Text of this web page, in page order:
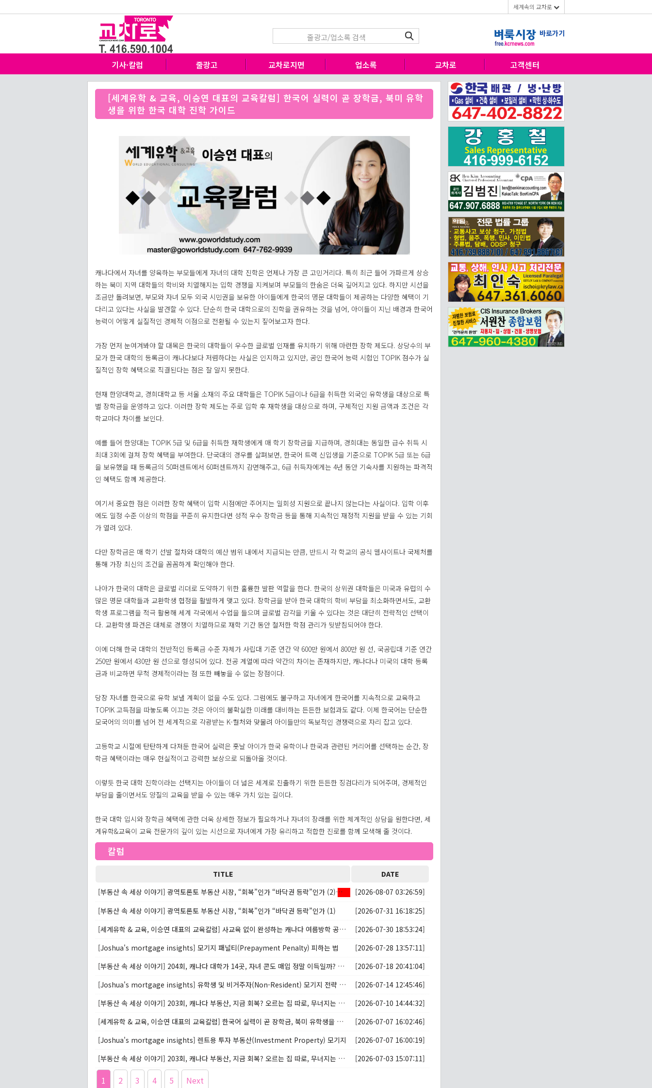
바로가기
세계속의 교차로
기사·칼럼 줄광고 교차로지면 업소록 교차로 고객센터
[세계유학 & 교육, 이승연 대표의 교육칼럼] 한국어 실력이 곧 장학금, 북미 유학
생을 위한 한국 대학 진학 가이드
캐나다에서 자녀를 양육하는 부모들에게 자녀의 대학 진학은 언제나 가장 큰 고민거리다. 특히 최근 들어 가파르게 상승
하는 북미 지역 대학들의 학비와 치열해지는 입학 경쟁을 지켜보며 부모들의 한숨은 더욱 깊어지고 있다. 하지만 시선을
조금만 돌려보면, 부모와 자녀 모두 외국 시민권을 보유한 아이들에게 한국의 명문 대학들이 제공하는 다양한 혜택이 기
다리고 있다는 사실을 발견할 수 있다. 단순히 한국 대학으로의 진학을 권유하는 것을 넘어, 아이들이 지닌 배경과 한국어
능력이 어떻게 실질적인 경제적 이점으로 전환될 수 있는지 짚어보고자 한다.
가장 먼저 눈여겨봐야 할 대목은 한국의 대학들이 우수한 글로벌 인재를 유치하기 위해 마련한 장학 제도다. 상당수의 부
모가 한국 대학의 등록금이 캐나다보다 저렴하다는 사실은 인지하고 있지만, 공인 한국어 능력 시험인 TOPIK 점수가 실
질적인 장학 혜택으로 직결된다는 점은 잘 알지 못한다.
현재 한양대학교, 경희대학교 등 서울 소재의 주요 대학들은 TOPIK 5급이나 6급을 취득한 외국인 유학생을 대상으로 특
별 장학금을 운영하고 있다. 이러한 장학 제도는 주로 입학 후 재학생을 대상으로 하며, 구체적인 지원 금액과 조건은 각
학교마다 차이를 보인다.
예를 들어 한양대는 TOPIK 5급 및 6급을 취득한 재학생에게 매 학기 장학금을 지급하며, 경희대는 동일한 급수 취득 시
최대 3회에 걸쳐 장학 혜택을 부여한다. 단국대의 경우를 살펴보면, 한국어 트랙 신입생을 기준으로 TOPIK 5급 또는 6급
을 보유했을 때 등록금의 50퍼센트에서 60퍼센트까지 감면해주고, 6급 취득자에게는 4년 동안 기숙사를 지원하는 파격적
인 혜택도 함께 제공한다.
여기서 중요한 점은 이러한 장학 혜택이 입학 시점에만 주어지는 일회성 지원으로 끝나지 않는다는 사실이다. 입학 이후
에도 일정 수준 이상의 학점을 꾸준히 유지한다면 성적 우수 장학금 등을 통해 지속적인 재정적 지원을 받을 수 있는 기회
가 열려 있다.
다만 장학금은 매 학기 선발 절차와 대학의 예산 범위 내에서 지급되는 만큼, 반드시 각 학교의 공식 웹사이트나 국제처를
통해 가장 최신의 조건을 꼼꼼하게 확인해야 한다.
나아가 한국의 대학은 글로벌 리더로 도약하기 위한 훌륭한 발판 역할을 한다. 한국의 상위권 대학들은 미국과 유럽의 수
많은 명문 대학들과 교환학생 협정을 활발하게 맺고 있다. 장학금을 받아 한국 대학의 학비 부담을 최소화하면서도, 교환
학생 프로그램을 적극 활용해 세계 각국에서 수업을 들으며 글로벌 감각을 키울 수 있다는 것은 대단히 전략적인 선택이
다. 교환학생 파견은 대체로 경쟁이 치열하므로 재학 기간 동안 철저한 학점 관리가 뒷받침되어야 한다.
이에 더해 한국 대학의 전반적인 등록금 수준 자체가 사립대 기준 연간 약 600만 원에서 800만 원 선, 국공립대 기준 연간
250만 원에서 430만 원 선으로 형성되어 있다. 전공 계열에 따라 약간의 차이는 존재하지만, 캐나다나 미국의 대학 등록
금과 비교하면 무척 경제적이라는 점 또한 빼놓을 수 없는 장점이다.
당장 자녀를 한국으로 유학 보낼 계획이 없을 수도 있다. 그럼에도 불구하고 자녀에게 한국어를 지속적으로 교육하고
TOPIK 고득점을 따놓도록 이끄는 것은 아이의 불확실한 미래를 대비하는 든든한 보험과도 같다. 이제 한국어는 단순한
모국어의 의미를 넘어 전 세계적으로 각광받는 K-컬처와 맞물려 아이들만의 독보적인 경쟁력으로 자리 잡고 있다.
고등학교 시절에 탄탄하게 다져둔 한국어 실력은 훗날 아이가 한국 유학이나 한국과 관련된 커리어를 선택하는 순간, 장
학금 혜택이라는 매우 현실적이고 강력한 보상으로 되돌아올 것이다.
이렇듯 한국 대학 진학이라는 선택지는 아이들이 더 넓은 세계로 진출하기 위한 든든한 징검다리가 되어주며, 경제적인
부담을 줄이면서도 양질의 교육을 받을 수 있는 매우 가치 있는 길이다.
한국 대학 입시와 장학금 혜택에 관한 더욱 상세한 정보가 필요하거나 자녀의 장래를 위한 체계적인 상담을 원한다면, 세
계유학&교육이 교육 전문가의 깊이 있는 시선으로 자녀에게 가장 유리하고 적합한 진로를 함께 모색해 줄 것이다.
칼럼
TITLE
DATE
[부동산 속 세상 이야기] 광역토론토 부동산 시장, “회복”인가 “바닥권 등락”인가 (2)New
[2026-08-07 03:26:59]
[부동산 속 세상 이야기] 광역토론토 부동산 시장, “회복”인가 “바닥권 등락”인가 (1)
[2026-07-31 16:18:25]
[세계유학 & 교육, 이승연 대표의 교육칼럼] 사교육 없이 완성하는 캐나다 여름방학 공공 자원 활용법 4가지
[2026-07-30 18:53:24]
[Joshua's mortgage insights] 모기지 패널티(Prepayment Penalty) 피하는 법
[2026-07-28 13:57:11]
[부동산 속 세상 이야기] 204회, 캐나다 대학가 14곳, 자녀 콘도 매입 정말 이득일까? 직접 계산해봤습니다
[2026-07-18 20:41:04]
[Joshua's mortgage insights] 유학생 및 비거주자(Non-Resident) 모기지 전략 2026년 6월 외국인 금지령·NRST·UHT 폐지까지
[2026-07-14 12:45:46]
[부동산 속 세상 이야기] 203회, 캐나다 부동산, 지금 회복? 오르는 집 따로, 무너지는 집 따로 GTA 양극화 완전 해부 (3)
[2026-07-10 14:44:32]
[세계유학 & 교육, 이승연 대표의 교육칼럼] 한국어 실력이 곧 장학금, 북미 유학생을 위한 한국 대학 진학 가이드
[2026-07-07 16:02:46]
[Joshua's mortgage insights] 렌트용 투자 부동산(Investment Property) 모기지
[2026-07-07 16:00:19]
[부동산 속 세상 이야기] 203회, 캐나다 부동산, 지금 회복? 오르는 집 따로, 무너지는 집 따로 GTA 양극화 완전 해부 (2)
[2026-07-03 15:07:11]
1 2 3 4 5 Next